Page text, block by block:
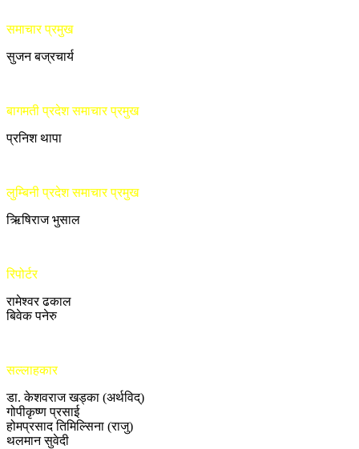
समाचार प्रमुख
सुजन बज्रचार्य
बागमती प्रदेश समाचार प्रमुख
प्रनिश थापा
लुम्बिनी प्रदेश समाचार प्रमुख
ऋिषिराज भुसाल
रिपोर्टर
रामेश्वर ढकाल
बिवेक पनेरु
सल्लाहकार
डा. केशवराज खड्का (अर्थविद्)
गोपीकृष्ण प्रसाई
होमप्रसाद तिमिल्सिना (राजु)
थलमान सुवेदी